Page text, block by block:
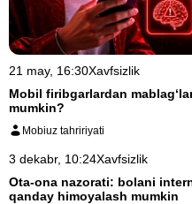
21 may, 16:30Xavfsizlik
Mobil firibgarlardan
mumkin?
Mobiuz tahririyati
3 dekabr, 10:24Xavfsizlik
Ota-ona nazorati: bolani
qanday himoyalash mumkin